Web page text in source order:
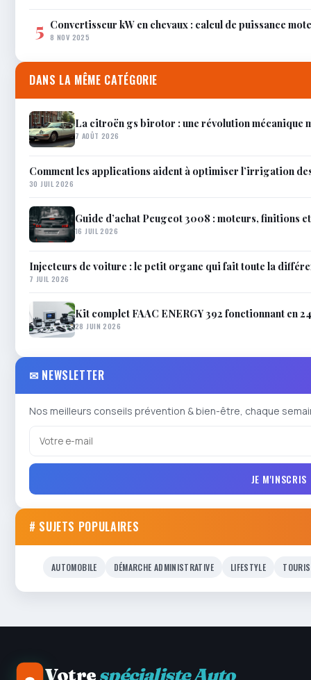
5 Convertisseur kW en chevaux : calcul de puissance
8 NOV 2025
DANS LA MÊME CATÉGORIE
La citroën gs birotor : une révolution mécanique
7 AOÛT 2026
Comment les applications aident à optimiser l’irrigation
30 JUIL 2026
Guide d’achat Peugeot 3008 : moteurs, finitions
16 JUIL 2026
Injecteurs de voiture : le petit organe qui fait toute la
7 JUIL 2026
Kit complet FAAC ENERGY 392 fonctionnant en
28 JUIN 2026
✉ NEWSLETTER
Nos meilleurs conseils prévention & bien-être, chaque
JE M'INSCRIS
# SUJETS POPULAIRES
AUTOMOBILE DÉMARCHE ADMINISTRATIVE LIFESTYLE
Votrespécialiste Auto